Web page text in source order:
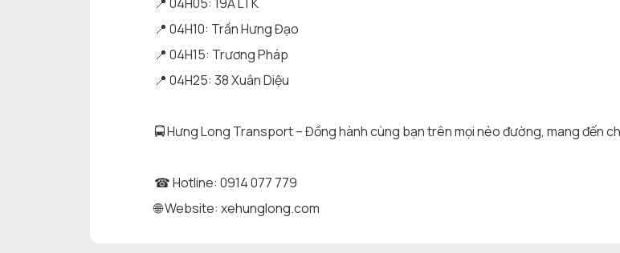
📍 04H05: 19A LTK
📍 04H10: Trần Hưng Đạo
📍 04H15: Trương Pháp
📍 04H25: 38 Xuân Diệu
🚍 Hưng Long Transport – Đồng hành cùng bạn trên mọi nẻo đường, mang đến
☎ Hotline: 0914 077 779
🌐 Website: xehunglong.com